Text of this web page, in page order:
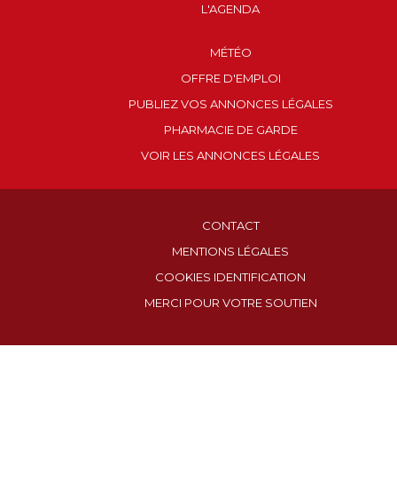
L'AGENDA
MÉTÉO
OFFRE D'EMPLOI
PUBLIEZ VOS ANNONCES LÉGALES
PHARMACIE DE GARDE
VOIR LES ANNONCES LÉGALES
CONTACT
MENTIONS LÉGALES
COOKIES IDENTIFICATION
MERCI POUR VOTRE SOUTIEN